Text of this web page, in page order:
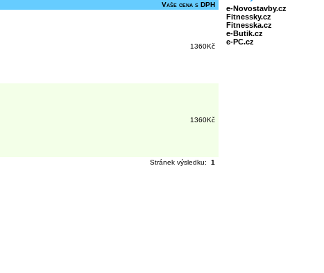
Vaše cena s DPH
1360Kč
1360Kč
Stránek výsledku: 1
e-Novostavby.cz
Fitnessky.cz
Fitnesska.cz
e-Butik.cz
e-PC.cz